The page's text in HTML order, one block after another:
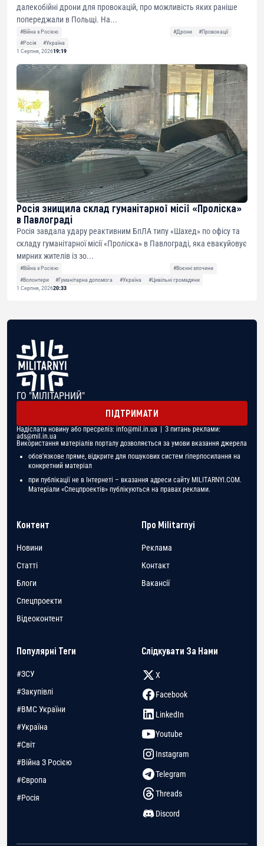
далекобійні дрони для провокацій, про можливість яких раніше
попереджали в Польщі. На...
#Війна з Росією #Дрони
#Провокації
#Росія
#Україна
1 Серпня, 202619:19
Росія знищила склад гуманітарної місії «Проліска»
в Павлограді
Росія завдала удару реактивним БпЛА типу «Шахед» по офісу та
складу гуманітарної місії «Проліска» в Павлограді, яка евакуйовує
мирних жителів із зо...
#Війна з Росією
#Воєнні злочини
#Волонтери
#Гуманітарна допомога #Україна
#Цивільні громадяни
1 Серпня, 202620:33
ГО "МІЛІТАРНИЙ"
ПІДТРИМАТИ
Надіслати новину або пресреліз: info@mil.in.ua | З питань реклами:
ads@mil.in.ua
Використання матеріалів порталу дозволяється за умови вказання джерела
обов'язкове пряме, відкрите для пошукових систем гіперпосилання на
конкретний матеріал
при публікації не в Інтернеті – вказання адреси сайту MILITARNYI.COM.
Матеріали «Спецпроектів» публікуються на правах реклами.
Контент
Новини
Статті
Блоги
Спецпроекти
Відеоконтент
Про Militarnyi
Реклама
Контакт
Вакансії
Популярні Теги
#ЗСУ
#Закупівлі
#ВМС України
#Україна
#Світ
#Війна З Росією
#Європа
#Росія
Слідкувати За Нами
X
Facebook
LinkedIn
Youtube
Instagram
Telegram
Threads
Discord